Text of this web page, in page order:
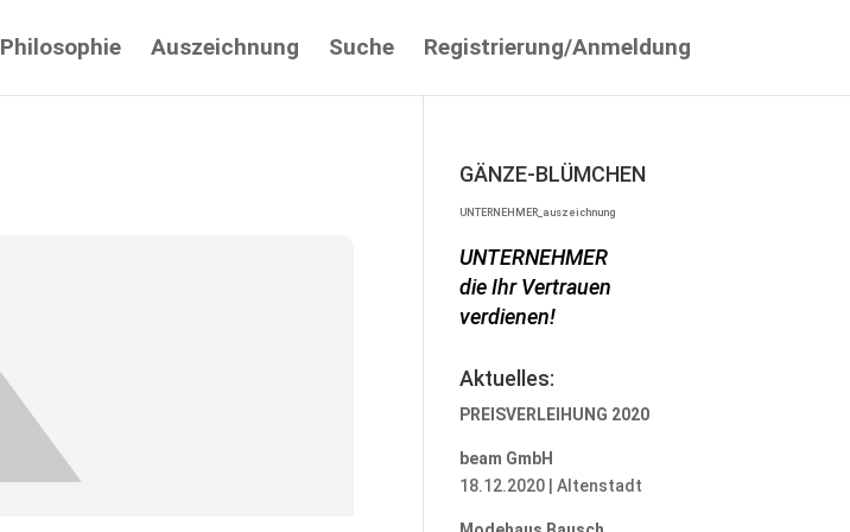
Philosophie Auszeichnung Suche Registrierung/Anmeldung
GÄNZE-BLÜMCHEN
UNTERNEHMER_auszeichnung
UNTERNEHMER
die Ihr Vertrauen
verdienen!
Aktuelles:
PREISVERLEIHUNG 2020
beam GmbH
18.12.2020 | Altenstadt